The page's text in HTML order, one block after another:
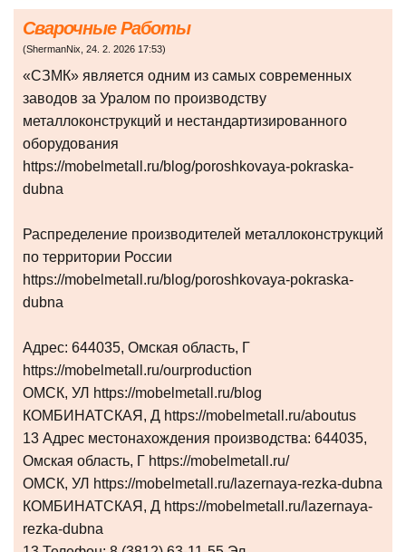
Сварочные Работы
(ShermanNix, 24. 2. 2026 17:53)
«СЗМК» является одним из самых современных
заводов за Уралом по производству
металлоконструкций и нестандартизированного
оборудования
https://mobelmetall.ru/blog/poroshkovaya-pokraska-
dubna
Распределение производителей металлоконструкций
по территории России
https://mobelmetall.ru/blog/poroshkovaya-pokraska-
dubna
Адрес: 644035, Омская область, Г
https://mobelmetall.ru/ourproduction
ОМСК, УЛ https://mobelmetall.ru/blog
КОМБИНАТСКАЯ, Д https://mobelmetall.ru/aboutus
13 Адрес местонахождения производства: 644035,
Омская область, Г https://mobelmetall.ru/
ОМСК, УЛ https://mobelmetall.ru/lazernaya-rezka-dubna
КОМБИНАТСКАЯ, Д https://mobelmetall.ru/lazernaya-
rezka-dubna